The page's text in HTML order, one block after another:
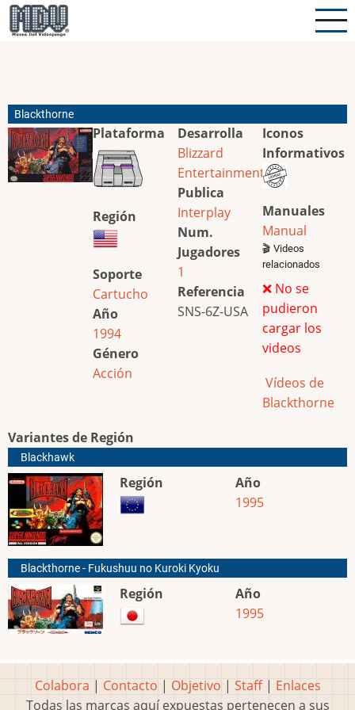
Pasar
al
Blackthorne
Plataforma
Región
Soporte
Cartucho
Año
1994
Género
Acción
Desarrolla
Blizzard
Entertainment
Publica
Interplay
Num.
Jugadores
1
Referencia
SNS-6Z-USA
Iconos
Informativos
Manuales
Manual
🎬 Videos
relacionados
❌ No se
pudieron
cargar los
videos
Vídeos de
Blackthorne
Variantes de Región
Blackhawk
Región
Año
1995
Blackthorne - Fukushuu no Kuroki Kyoku
Región
Año
1995
Colabora | Contacto | Objetivo | Staff| Enlaces
Todas las marcas aquí expuestas pertenecen a sus